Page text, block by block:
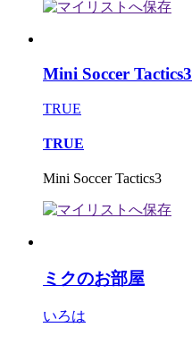
Mini Soccer Tactics3
TRUE
TRUE
Mini Soccer Tactics3
ミクのお部屋
いろは